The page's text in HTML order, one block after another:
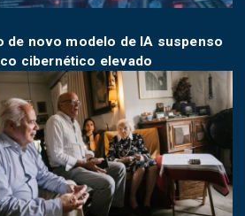
de novo modelo de IA suspenso
cibernético elevado